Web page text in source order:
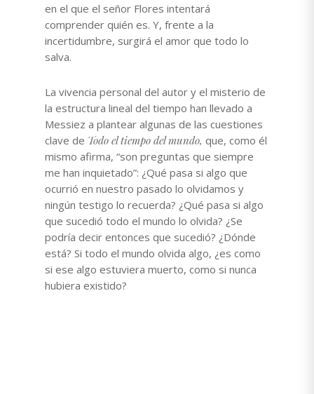
en el que el señor Flores intentará
comprender quién es. Y, frente a la
incertidumbre, surgirá el amor que todo lo
salva.
La vivencia personal del autor y el misterio de
la estructura lineal del tiempo han llevado a
Messiez a plantear algunas de las cuestiones
clave de Todo el tiempo del mundo,que, como él
mismo afirma, “son preguntas que siempre
me han inquietado”: ¿Qué pasa si algo que
ocurrió en nuestro pasado lo olvidamos y
ningún testigo lo recuerda? ¿Qué pasa si algo
que sucedió todo el mundo lo olvida? ¿Se
podría decir entonces que sucedió? ¿Dónde
está? Si todo el mundo olvida algo, ¿es como
si ese algo estuviera muerto, como si nunca
hubiera existido?